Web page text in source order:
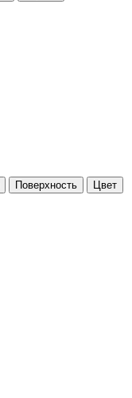
Поверхность
Цвет